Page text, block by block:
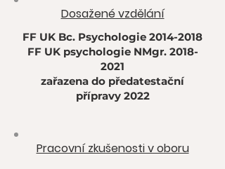
Dosažené vzdělání
FF UK Bc. Psychologie 2014-2018
FF UK psychologie NMgr. 2018-
2021
zařazena do předatestační
přípravy 2022
Pracovní zkušenosti v oboru